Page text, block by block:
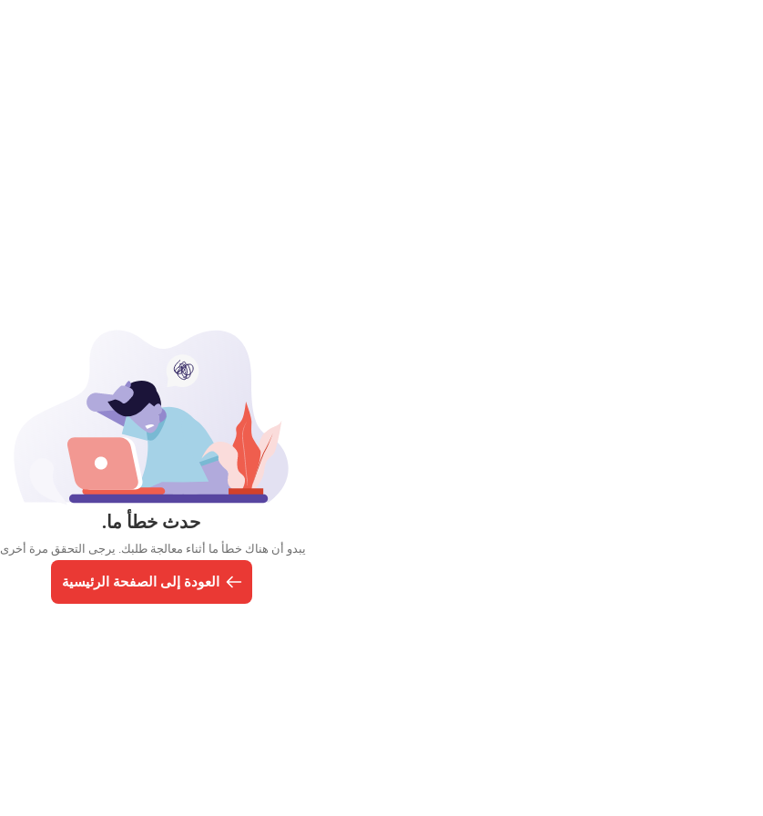
حدث خطأ ما.
يبدو أن هناك خطأ ما أثناء معالجة طلبك. يرجى التحقق مرة أخرى.
العودة إلى الصفحة الرئيسية